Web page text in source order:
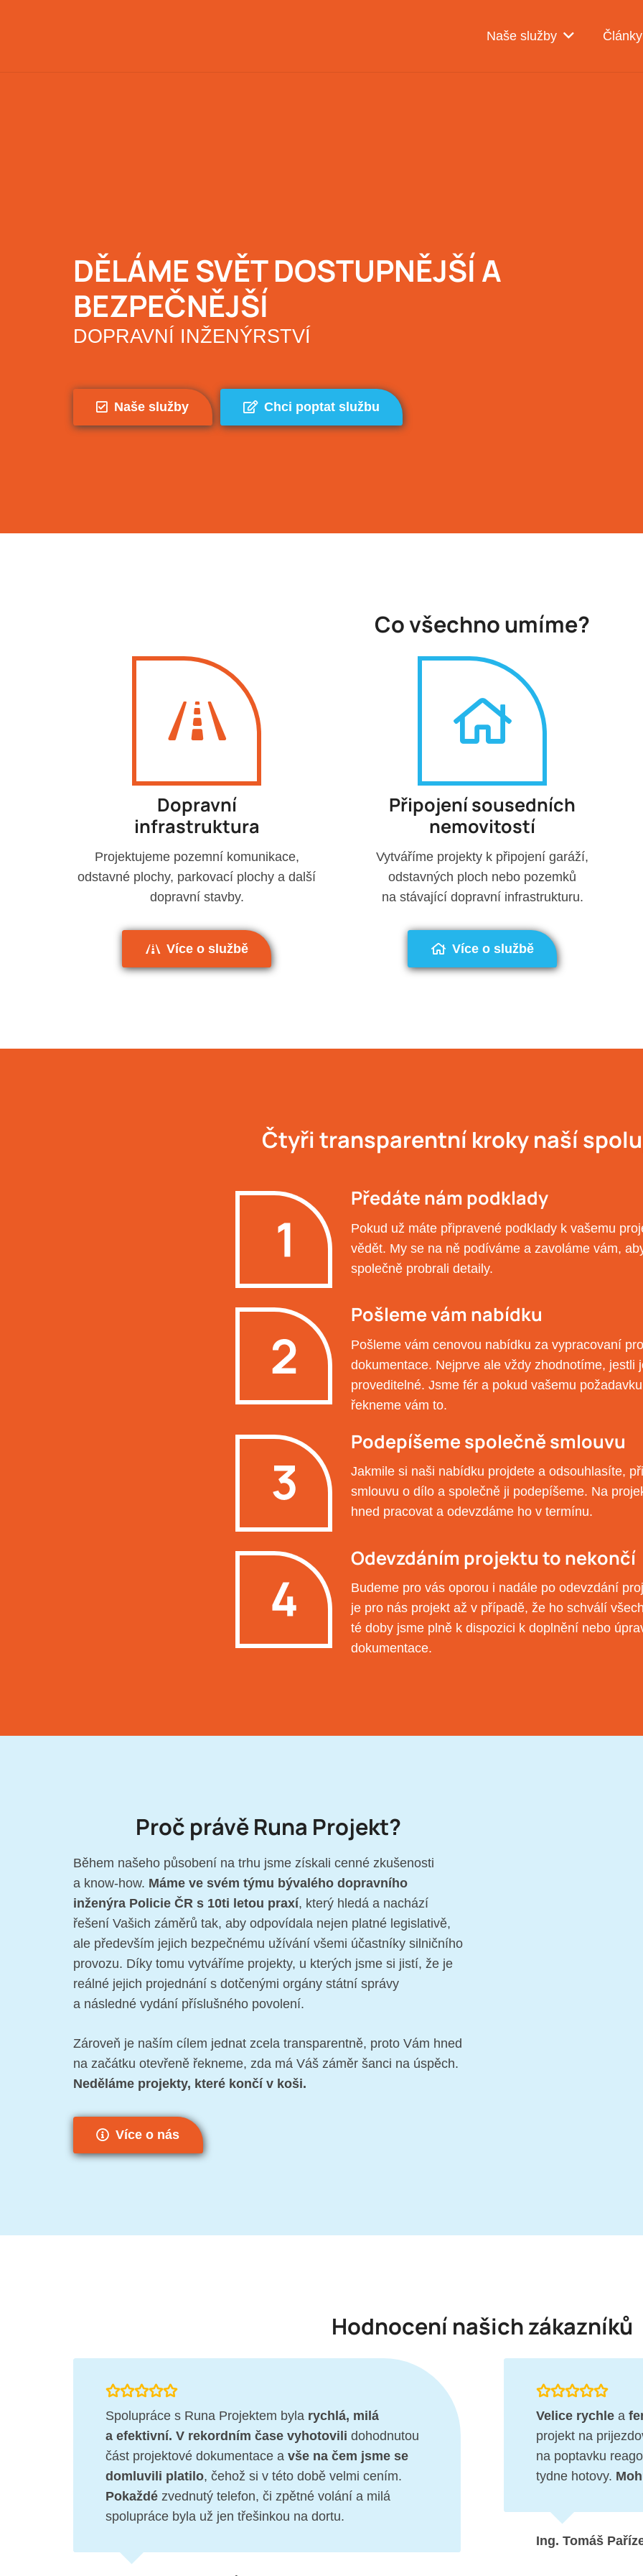
Naše služby Články
DĚLÁME SVĚT DOSTUPNĚJŠÍ A
BEZPEČNĚJŠÍ
DOPRAVNÍ INŽENÝRSTVÍ
Naše služby Chci poptat službu
Co všechno umíme?
Dopravní
infrastruktura
Projektujeme pozemní komunikace,
odstavné plochy, parkovací plochy a další
dopravní stavby.
Více o službě
Připojení sousedních
nemovitostí
Vytváříme projekty k připojení garáží,
odstavných ploch nebo pozemků
na stávající dopravní infrastrukturu.
Více o službě
Čtyři transparentní kroky naší
Předáte nám podklady
Pokud už máte připravené podklady k vašemu
vědět. My se na ně podíváme a zavoláme vám,
společně probrali detaily.
Pošleme vám nabídku
Pošleme vám cenovou nabídku za vypracovaní
dokumentace. Nejprve ale vždy zhodnotíme, jestli
proveditelné. Jsme fér a pokud vašemu
řekneme vám to.
Podepíšeme společně smlouvu
Jakmile si naši nabídku projdete a odsouhlasíte,
smlouvu o dílo a společně ji podepíšeme. Na
hned pracovat a odevzdáme ho v termínu.
Odevzdáním projektu to nekončí
Budeme pro vás oporou i nadále po odevzdání
je pro nás projekt až v případě, že ho schválí
té doby jsme plně k dispozici k doplnění nebo
dokumentace.
Proč právě Runa Projekt?
Během našeho působení na trhu jsme získali cenné zkušenosti
a know-how. Máme ve svém týmu bývalého dopravního
inženýra Policie ČR s 10ti letou praxí, který hledá a nachází
řešení Vašich záměrů tak, aby odpovídala nejen platné legislativě,
ale především jejich bezpečnému užívání všemi účastníky silničního
provozu. Díky tomu vytváříme projekty, u kterých jsme si jistí, že je
reálné jejich projednání s dotčenými orgány státní správy
a následné vydání příslušného povolení.
Zároveň je naším cílem jednat zcela transparentně, proto Vám hned
na začátku otevřeně řekneme, zda má Váš záměr šanci na úspěch.
Neděláme projekty, které končí v koši.
Více o nás
Hodnocení našich zákazníků
Spolupráce s Runa Projektem byla rychlá, milá
a efektivní. V rekordním čase vyhotovili dohodnutou
část projektové dokumentace a vše na čem jsme se
domluvili platilo, čehož si v této době velmi cením.
Pokaždé zvednutý telefon, či zpětné volání a milá
spolupráce byla už jen třešinkou na dortu.
Velice rychle a
projekt na
na poptavku
tydne hotovy.
Ing. Tomáš